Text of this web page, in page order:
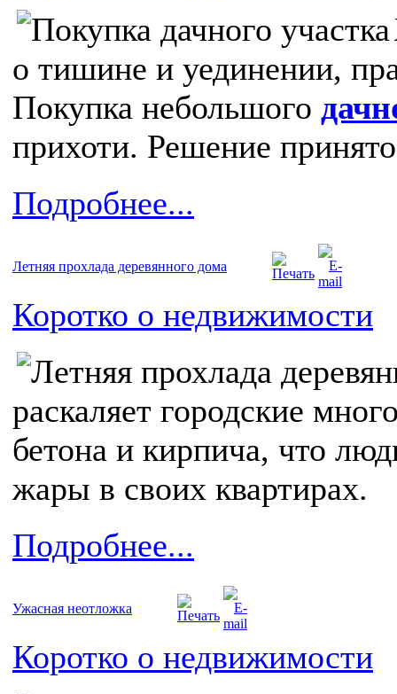
о тишине и уединении,
Покупка небольшого
прихоти. Решение
Подробнее...
Летняя прохлада деревянного дома
Коротко о недвижимости
раскаляет городские
бетона и кирпича, что
жары в своих квартирах.
Подробнее...
Ужасная неотложка
Коротко о недвижимости